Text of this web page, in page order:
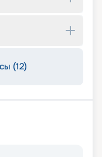
(12)